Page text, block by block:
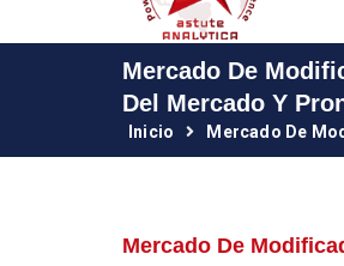
Mercado De
Del Mercado Y
Inicio Mercado De
Mercado De